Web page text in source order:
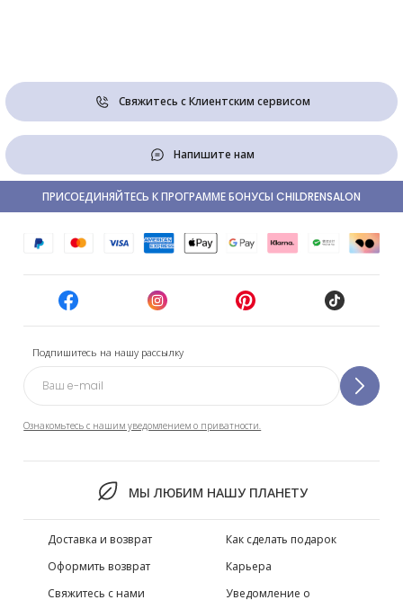
Свяжитесь с Клиентским сервисом
Напишите нам
Подпишитесь на нашу рассылку
Ознакомьтесь с нашим уведомлением о приватности.
МЫ ЛЮБИМ НАШУ ПЛАНЕТУ
ПРИСОЕДИНЯЙТЕСЬ К ПРОГРАММЕ БОНУСЫ CHILDRENSALON
Доставка и возврат
Оформить возврат
Свяжитесь с нами
Как сделать подарок
Карьера
Уведомление о